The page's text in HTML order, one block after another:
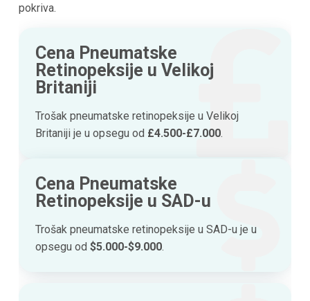
pokriva.
Cena Pneumatske
Retinopeksije u Velikoj
Britaniji
Trošak pneumatske retinopeksije u Velikoj
Britaniji je u opsegu od £4.500-£7.000.
Cena Pneumatske
Retinopeksije u SAD-u
Trošak pneumatske retinopeksije u SAD-u je u
opsegu od $5.000-$9.000.